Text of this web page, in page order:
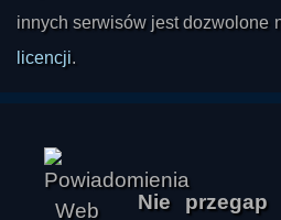
innych serwisów jest dozwolone
licencji.
Nie przegap